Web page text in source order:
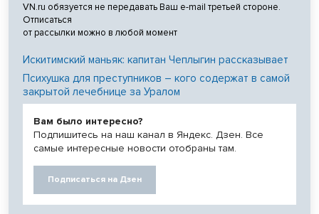
VN.ru обязуется не передавать Ваш e-mail третьей стороне.
Отписаться
от рассылки можно в любой момент
Искитимский маньяк: капитан Чеплыгин рассказывает
Психушка для преступников – кого содержат в самой
закрытой лечебнице за Уралом
Вам было интересно?
Подпишитесь на наш канал в Яндекс. Дзен. Все
самые интересные новости отобраны там.
Подписаться на Дзен